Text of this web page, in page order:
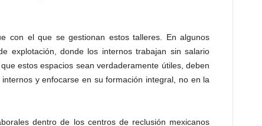
con el que se gestionan estos talleres. En algunos
explotación, donde los internos trabajan sin salario
estos espacios sean verdaderamente útiles, deben
y enfocarse en su formación integral, no en la
dentro de los centros de reclusión mexicanos